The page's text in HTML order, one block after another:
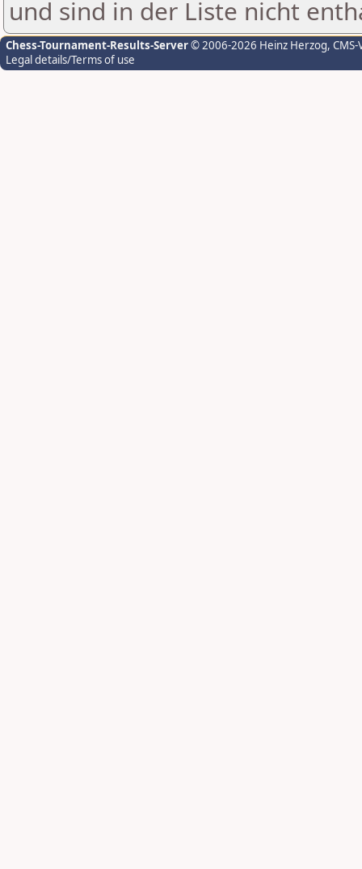
und sind in der Liste nicht
Chess-Tournament-Results-Server© 2006-2026 Heinz Herzog,
Legal details/Terms of use